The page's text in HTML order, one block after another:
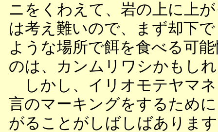
ニをくわえて、岩の上に上
は考え難いので、まず却下
ような場所で餌を食べる可
のは、カンムリワシかもし
しかし、イリオモテヤマ
言のマーキングをするため
がることがしばしばありま